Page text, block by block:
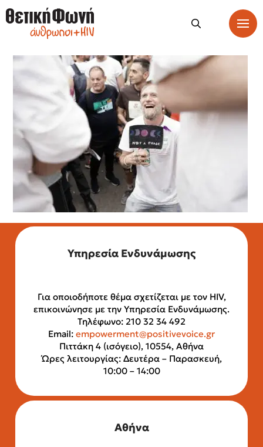
Υπηρεσία Ενδυνάμωσης
Για οποιοδήποτε θέμα σχετίζεται με τον HIV,
επικοινώνησε με την Υπηρεσία Ενδυνάμωσης.
Τηλέφωνο: 210 32 34 492
Email: empowerment@positivevoice.gr
Πιττάκη 4 (ισόγειο), 10554, Αθήνα
Ώρες λειτουργίας: Δευτέρα – Παρασκευή,
10:00 – 14:00
Αθήνα